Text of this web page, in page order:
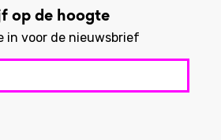
op de hoogte
in voor de nieuwsbrief